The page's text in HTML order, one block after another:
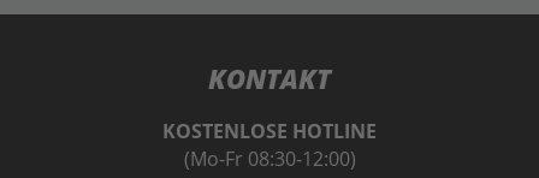
KONTAKT
KOSTENLOSE HOTLINE
(Mo-Fr 08:30-12:00)